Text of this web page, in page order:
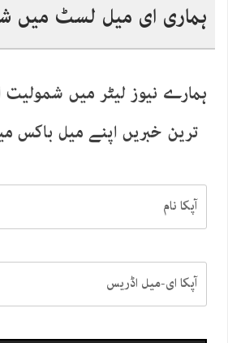
ہماری ای میل لسٹ میں
ہمارے نیوز لیٹر میں شمولیت
ترین خبریں اپنے میل باکس